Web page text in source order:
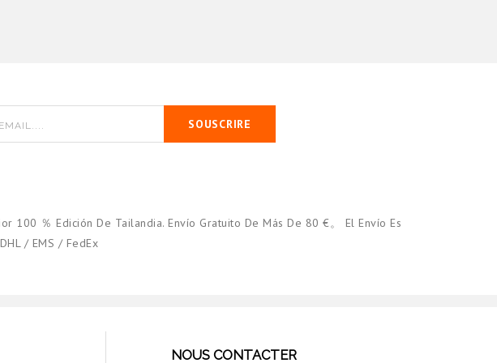
SOUSCRIRE
100 ％ Edición De Tailandia. Envío Gratuito De Más De 80 €。 El Envío Es
/ EMS / FedEx
NOUS CONTACTER